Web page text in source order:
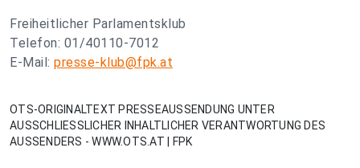
Freiheitlicher Parlamentsklub
Telefon: 01/40110-7012
E-Mail: presse-klub@fpk.at
OTS-ORIGINALTEXT PRESSEAUSSENDUNG UNTER
AUSSCHLIESSLICHER INHALTLICHER VERANTWORTUNG DES
AUSSENDERS - WWW.OTS.AT | FPK